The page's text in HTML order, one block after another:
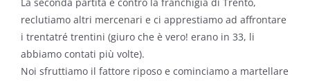
reclutiamo altri mercenari e ci apprestiamo ad affrontare
i trentatré trentini (giuro che è vero! erano in 33, li
abbiamo contati più volte).
Noi sfruttiamo il fattore riposo e cominciamo a martellare